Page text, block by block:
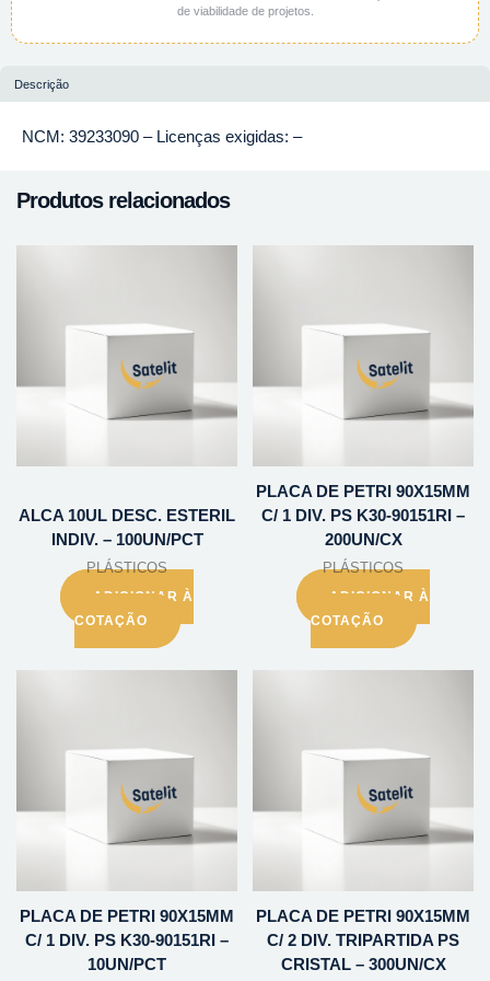
de viabilidade de projetos.
Descrição
NCM: 39233090 – Licenças exigidas: –
Produtos relacionados
ALCA 10UL DESC. ESTERIL
INDIV. – 100UN/PCT
PLÁSTICOS
ADICIONAR À
COTAÇÃO
PLACA DE PETRI 90X15MM
C/ 1 DIV. PS K30-90151RI –
200UN/CX
PLÁSTICOS
ADICIONAR À
COTAÇÃO
PLACA DE PETRI 90X15MM
C/ 1 DIV. PS K30-90151RI –
10UN/PCT
PLACA DE PETRI 90X15MM
C/ 2 DIV. TRIPARTIDA PS
CRISTAL – 300UN/CX